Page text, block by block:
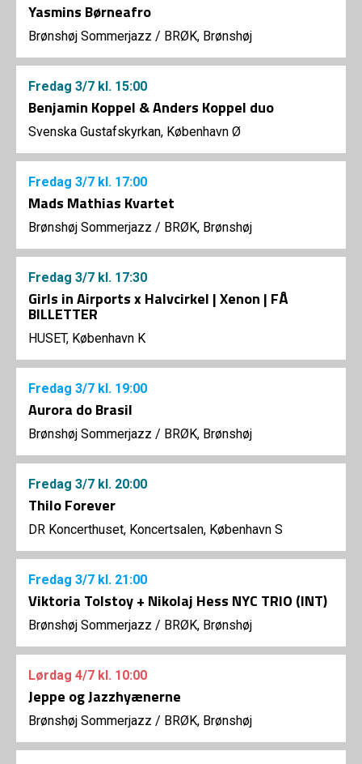
Yasmins Børneafro
Brønshøj Sommerjazz / BRØK, Brønshøj
Fredag 3/7 kl. 15:00
Benjamin Koppel & Anders Koppel duo
Svenska Gustafskyrkan, København Ø
Fredag 3/7 kl. 17:00
Mads Mathias Kvartet
Brønshøj Sommerjazz / BRØK, Brønshøj
Fredag 3/7 kl. 17:30
Girls in Airports x Halvcirkel | Xenon | FÅ
BILLETTER
HUSET, København K
Fredag 3/7 kl. 19:00
Aurora do Brasil
Brønshøj Sommerjazz / BRØK, Brønshøj
Fredag 3/7 kl. 20:00
Thilo Forever
DR Koncerthuset, Koncertsalen, København S
Fredag 3/7 kl. 21:00
Viktoria Tolstoy + Nikolaj Hess NYC TRIO (INT)
Brønshøj Sommerjazz / BRØK, Brønshøj
Lørdag 4/7 kl. 10:00
Jeppe og Jazzhyænerne
Brønshøj Sommerjazz / BRØK, Brønshøj